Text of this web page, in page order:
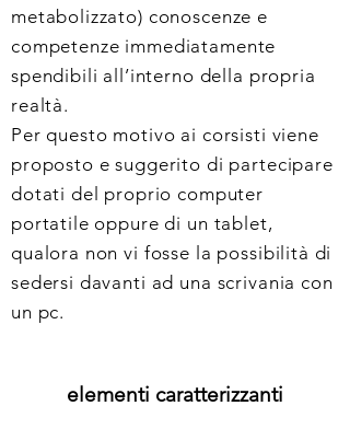
metabolizzato) conoscenze e
competenze immediatamente
spendibili all’interno della propria
realtà.
Per questo motivo ai corsisti viene
proposto e suggerito di partecipare
dotati del proprio computer
portatile oppure di un tablet,
qualora non vi fosse la possibilità di
sedersi davanti ad una scrivania con
un pc.
elementi caratterizzanti